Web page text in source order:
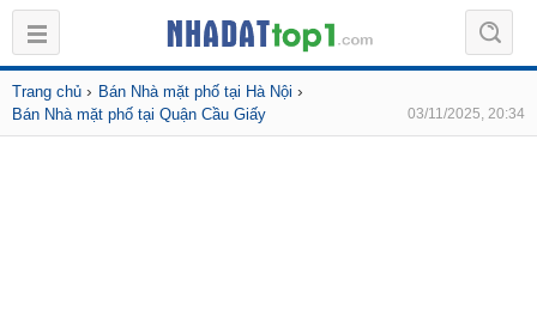
Trang chủ › Bán Nhà mặt phố tại Hà Nội ›
Bán Nhà mặt phố tại Quận Cầu Giấy 03/11/2025, 20:34